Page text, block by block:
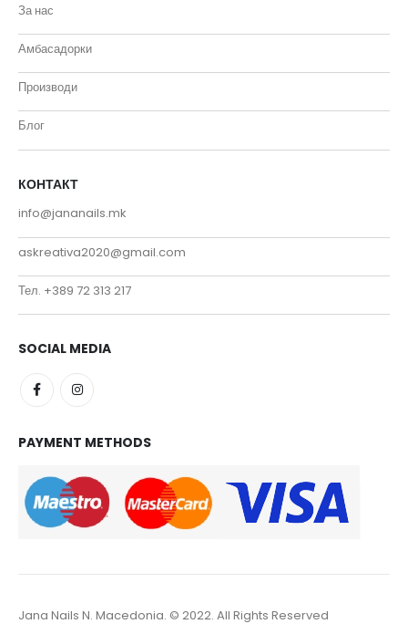
За нас
Амбасадорки
Производи
Блог
КОНТАКТ
info@jananails.mk
askreativa2020@gmail.com
Тел. +389 72 313 217
SOCIAL MEDIA
PAYMENT METHODS
Jana Nails N. Macedonia. © 2022. All Rights Reserved